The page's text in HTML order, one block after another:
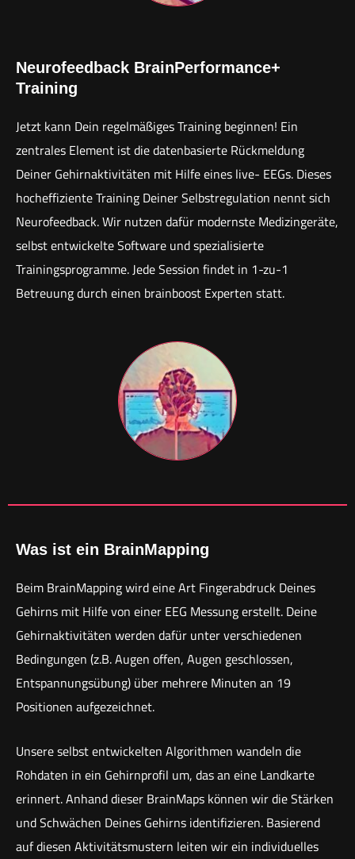
Neurofeedback BrainPerformance+
Training
Jetzt kann Dein regelmäßiges Training beginnen! Ein
zentrales Element ist die datenbasierte Rückmeldung
Deiner Gehirnaktivitäten mit Hilfe eines live- EEGs. Dieses
hocheffiziente Training Deiner Selbstregulation nennt sich
Neurofeedback. Wir nutzen dafür modernste Medizingeräte,
selbst entwickelte Software und spezialisierte
Trainingsprogramme. Jede Session findet in 1-zu-1
Betreuung durch einen brainboost Experten statt.
Was ist ein BrainMapping
Beim BrainMapping wird eine Art Fingerabdruck Deines
Gehirns mit Hilfe von einer EEG Messung erstellt. Deine
Gehirnaktivitäten werden dafür unter verschiedenen
Bedingungen (z.B. Augen offen, Augen geschlossen,
Entspannungsübung) über mehrere Minuten an 19
Positionen aufgezeichnet.
Unsere selbst entwickelten Algorithmen wandeln die
Rohdaten in ein Gehirnprofil um, das an eine Landkarte
erinnert. Anhand dieser BrainMaps können wir die Stärken
und Schwächen Deines Gehirns identifizieren. Basierend
auf diesen Aktivitätsmustern leiten wir ein individuelles